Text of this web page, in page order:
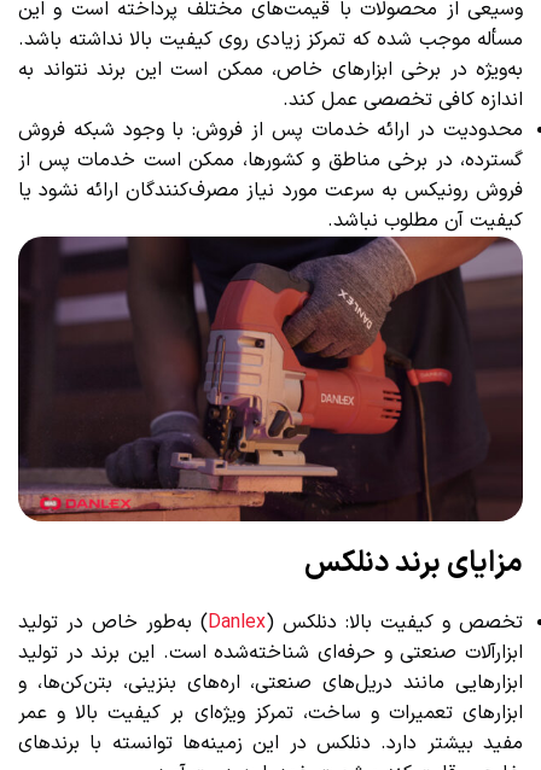
وسیعی از محصولات با قیمت‌های مختلف پرداخته است و این
مسأله موجب شده که تمرکز زیادی روی کیفیت بالا نداشته باشد.
به‌ویژه در برخی ابزارهای خاص، ممکن است این برند نتواند به
اندازه کافی تخصصی عمل کند.
محدودیت در ارائه خدمات پس از فروش: با وجود شبکه فروش
گسترده، در برخی مناطق و کشورها، ممکن است خدمات پس از
فروش رونیکس به سرعت مورد نیاز مصرف‌کنندگان ارائه نشود یا
کیفیت آن مطلوب نباشد.
مزایای برند دنلکس
تخصص و کیفیت بالا: دنلکس (Danlex) به‌طور خاص در تولید
ابزارآلات صنعتی و حرفه‌ای شناخته‌شده است. این برند در تولید
ابزارهایی مانند دریل‌های صنعتی، اره‌های بنزینی، بتن‌کن‌ها، و
ابزارهای تعمیرات و ساخت، تمرکز ویژه‌ای بر کیفیت بالا و عمر
مفید بیشتر دارد. دنلکس در این زمینه‌ها توانسته با برندهای